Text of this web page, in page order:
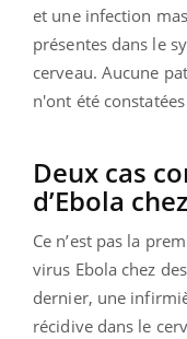
et une infection
présentes dans le
cerveau. Aucune
n'ont été
Deux cas
d’Ebola
Ce n’est pas la
virus Ebola chez
dernier, une
récidive dans le